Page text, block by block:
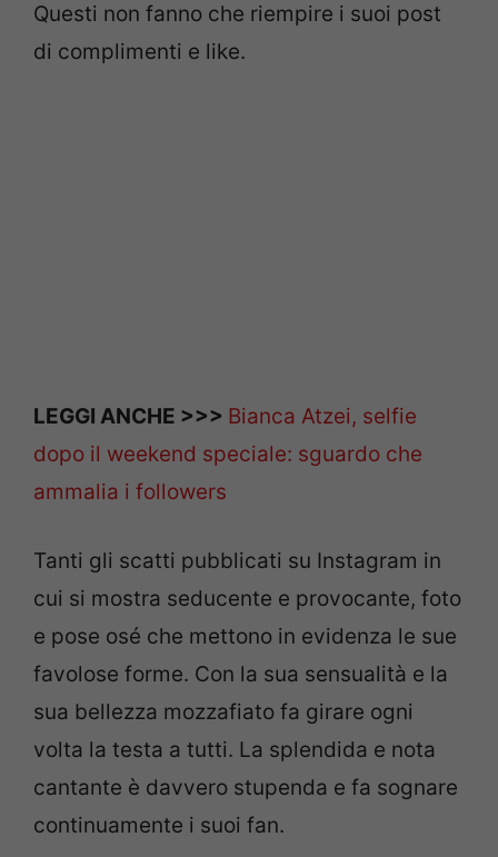
Questi non fanno che riempire i suoi post
di complimenti e like.
LEGGI ANCHE >>> Bianca Atzei, selfie
dopo il weekend speciale: sguardo che
ammalia i followers
Tanti gli scatti pubblicati su Instagram in
cui si mostra seducente e provocante, foto
e pose osé che mettono in evidenza le sue
favolose forme. Con la sua sensualità e la
sua bellezza mozzafiato fa girare ogni
volta la testa a tutti. La splendida e nota
cantante è davvero stupenda e fa sognare
continuamente i suoi fan.